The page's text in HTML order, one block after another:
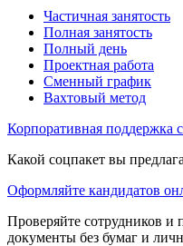
Частичная занятость
Полная занятость
Полный день
Проектная работа
Сменный график
Вахтовый метод
Корпоративная поддержка
Какой соцпакет вы
Оформляйте кандидатов
Проверяйте сотрудников и
документы без бумаг и